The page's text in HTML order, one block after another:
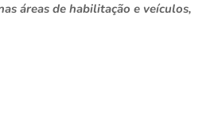
áreas de habilitação e veículos,